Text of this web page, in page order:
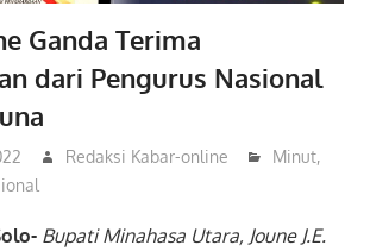
Ganda Terima
dari Pengurus Nasional
Redaksi Kabar-online Minut,
Bupati Minahasa Utara, Joune J.E.